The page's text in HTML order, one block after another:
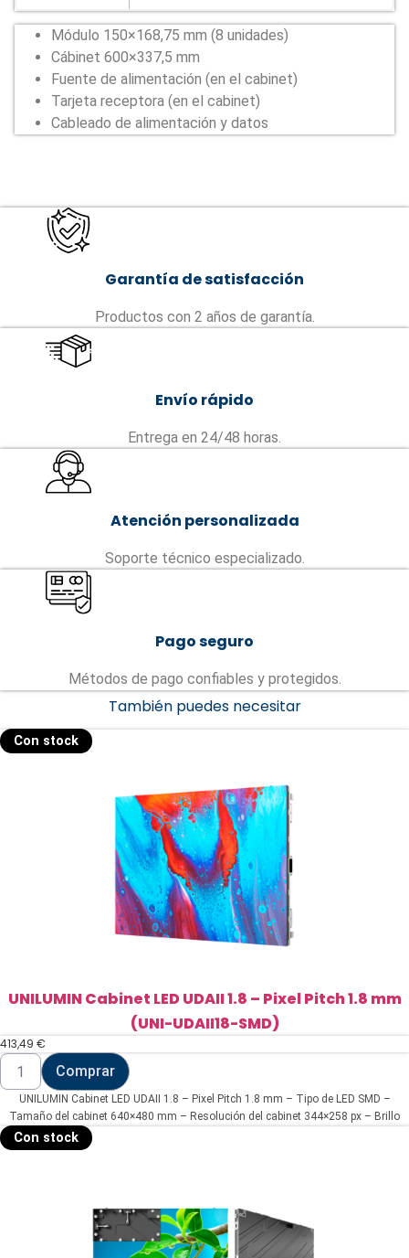
Módulo 150×168,75 mm (8 unidades)
Cábinet 600×337,5 mm
Fuente de alimentación (en el cabinet)
Tarjeta receptora (en el cabinet)
Cableado de alimentación y datos
Garantía de satisfacción
Productos con 2 años de garantía.
Envío rápido
Entrega en 24/48 horas.
Atención personalizada
Soporte técnico especializado.
Pago seguro
Métodos de pago confiables y protegidos.
También puedes necesitar
Con stock
UNILUMIN Cabinet LED UDAII 1.8 – Pixel Pitch 1.8 mm
(UNI-UDAII18-SMD)
413,49 €
UNILUMIN
Cabinet
LED
UDAII
1.8
-
Pixel
Comprar
UNILUMIN Cabinet LED UDAII 1.8 – Pixel Pitch 1.8 mm – Tipo de LED SMD –
Tamaño del cabinet 640×480 mm – Resolución del cabinet 344×258 px – Brillo
Con stock